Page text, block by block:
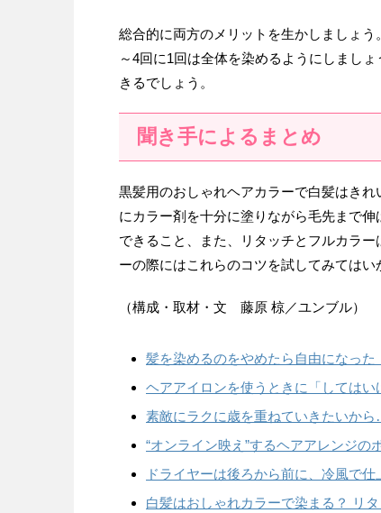
総合的に両方のメリットを生かしましょ
～4回に1回は全体を染めるようにしまし
きるでしょう。
聞き手によるまとめ
黒髪用のおしゃれヘアカラーで白髪はき
にカラー剤を十分に塗りながら毛先まで
できること、また、リタッチとフルカラ
ーの際にはこれらのコツを試してみてはい
（構成・取材・文 藤原 椋／ユンブル）
髪を染めるのをやめたら自由になっ
ヘアアイロンを使うときに「してはい
素敵にラクに歳を重ねていきたいか
“オンライン映え”するヘアアレンジ
ドライヤーは後ろから前に、冷風で
白髪はおしゃれカラーで染まる？ リ